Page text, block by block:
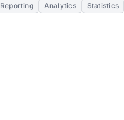
Reporting Analytics Statistics